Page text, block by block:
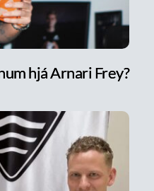
hjá Arnari Frey?